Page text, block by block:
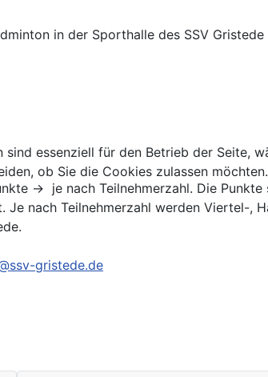
in der Sporthalle des SSV
-> je nach Teilnehmerzahl. Die
nach Teilnehmerzahl werden Viertel-,
gristede.de
essenziell für den Betrieb der Seite,
ob Sie die Cookies zulassen